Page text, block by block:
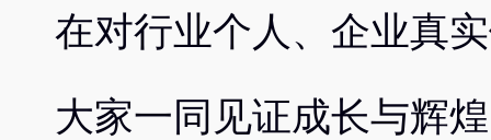
在对行业个人、企业真
大家一同见证成长与辉